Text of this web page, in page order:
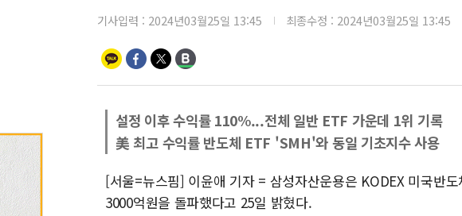
뉴욕
[사
뉴욕
트
특정
李 "
李
기사입력 : 2024년03월25일 13:45 최종수정 : 2024년03월25일 13:45
설정 이후 수익률 110%...전체 일반 ETF 가운데 1위 기록
美 최고 수익률 반도체 ETF 'SMH'와 동일 기초지수 사용
[서울=뉴스핌] 이윤애 기자 = 삼성자산운용은 KODEX 미국반
3000억원을 돌파했다고 25일 밝혔다.